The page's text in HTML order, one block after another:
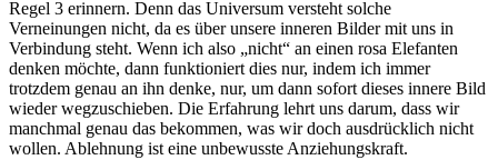
Regel 3 erinnern. Denn das Universum versteht solche
Verneinungen nicht, da es über unsere inneren Bilder mit uns in
Verbindung steht. Wenn ich also „nicht“ an einen rosa Elefanten
denken möchte, dann funktioniert dies nur, indem ich immer
trotzdem genau an ihn denke, nur, um dann sofort dieses innere Bild
wieder wegzuschieben. Die Erfahrung lehrt uns darum, dass wir
manchmal genau das bekommen, was wir doch ausdrücklich nicht
wollen. Ablehnung ist eine unbewusste Anziehungskraft.